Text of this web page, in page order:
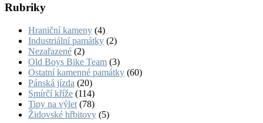
Rubriky
Hraniční kameny (4)
Industriální památky (2)
Nezařazené (2)
Old Boys Bike Team (3)
Ostatní kamenné památky (60)
Pánská jízda (20)
Smírčí kříže (114)
Tipy na výlet (78)
Židovské hřbitovy (5)